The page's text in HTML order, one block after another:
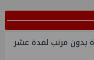
بدون مرتب لمدة عشر